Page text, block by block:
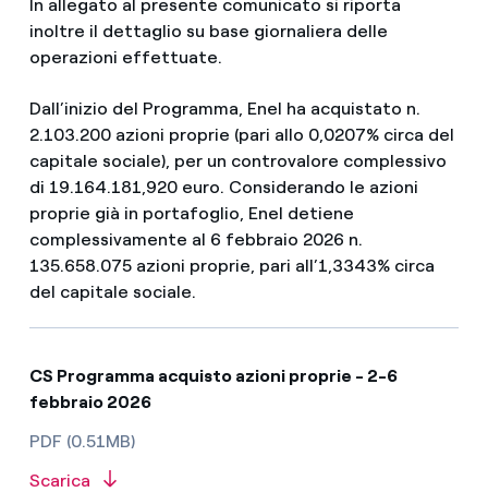
In allegato al presente comunicato si riporta
inoltre il dettaglio su base giornaliera delle
operazioni effettuate.
Dall’inizio del Programma, Enel ha acquistato n.
2.103.200 azioni proprie (pari allo 0,0207% circa del
capitale sociale), per un controvalore complessivo
di 19.164.181,920 euro. Considerando le azioni
proprie già in portafoglio, Enel detiene
complessivamente al 6 febbraio 2026 n.
135.658.075 azioni proprie, pari all’1,3343% circa
del capitale sociale.
CS Programma acquisto azioni proprie - 2-6
febbraio 2026
PDF (0.51MB)
Scarica